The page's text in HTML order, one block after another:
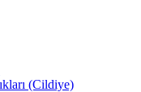
(Cildiye)